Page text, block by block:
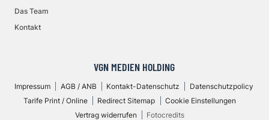
Das Team
Kontakt
VGN MEDIEN HOLDING
Impressum AGB / ANB Kontakt-Datenschutz
Datenschutzpolicy
Tarife Print / Online
Redirect Sitemap
Cookie Einstellungen
Vertrag widerrufen
Fotocredits